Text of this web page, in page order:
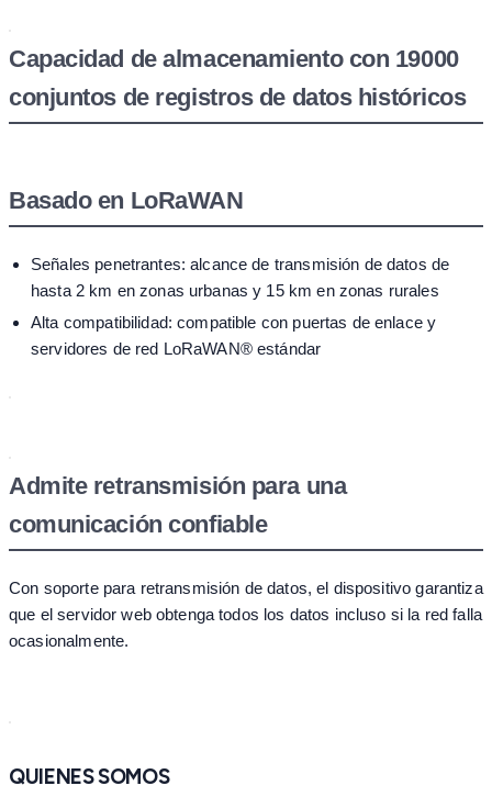
Capacidad de almacenamiento con 19000
conjuntos de registros de datos históricos
Basado en LoRaWAN
Señales penetrantes: alcance de transmisión de datos de
hasta 2 km en zonas urbanas y 15 km en zonas rurales
Alta compatibilidad: compatible con puertas de enlace y
servidores de red LoRaWAN® estándar
Admite retransmisión para una
comunicación confiable
Con soporte para retransmisión de datos, el dispositivo garantiza
que el servidor web obtenga todos los datos incluso si la red falla
ocasionalmente.
QUIENES SOMOS